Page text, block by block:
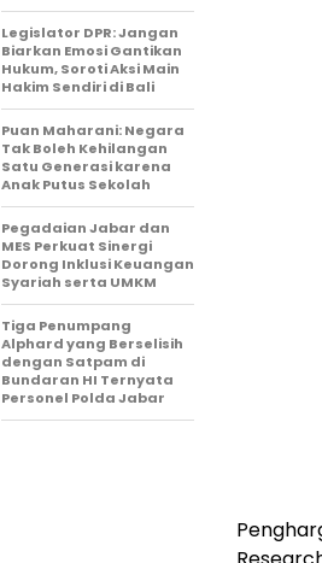
Legislator DPR: Jangan
Biarkan Emosi Gantikan
Hukum, Soroti Aksi Main
Hakim Sendiri di Bali
Puan Maharani: Negara
Tak Boleh Kehilangan
Satu Generasi karena
Anak Putus Sekolah
Pegadaian Jabar dan
MES Perkuat Sinergi
Dorong Inklusi Keuangan
Syariah serta UMKM
Tiga Penumpang
Alphard yang Berselisih
dengan Satpam di
Bundaran HI Ternyata
Personel Polda Jabar